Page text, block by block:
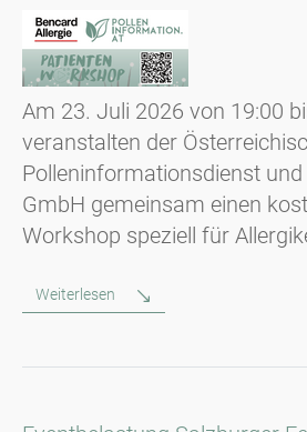
Am 23. Juli 2026 von 19:00
veranstalten der
Polleninformationsdienst
GmbH gemeinsam einen
Workshop speziell für
Weiterlesen